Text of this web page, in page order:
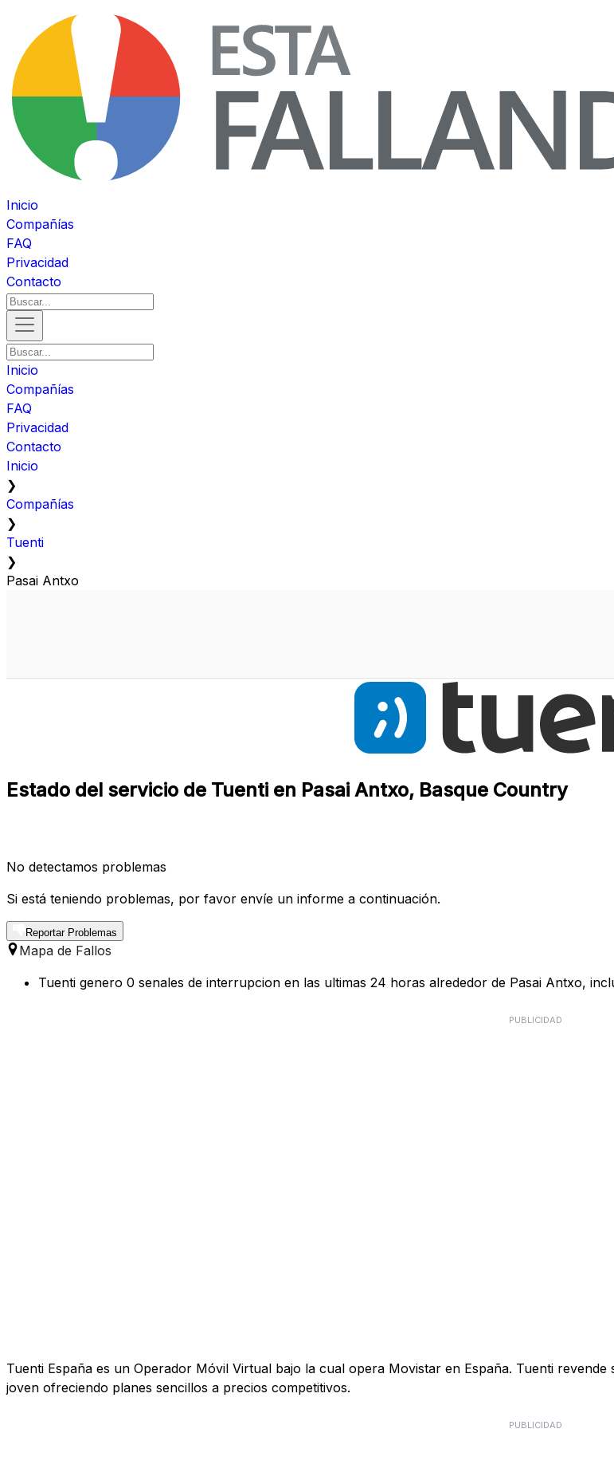
Inicio
Compañías
FAQ
Privacidad
Contacto
Inicio
Compañías
FAQ
Privacidad
Contacto
Inicio
❯
Compañías
❯
Tuenti
❯
Pasai Antxo
Estado del servicio de Tuenti en Pasai Antxo, Basque Country
No detectamos problemas
Si está teniendo problemas, por favor envíe un informe a continuación.
Reportar Problemas
Mapa de Fallos
Tuenti genero 0 senales de interrupcion en las ultimas 24 horas alrededor de Pasai Antxo,
PUBLICIDAD
Tuenti España es un Operador Móvil Virtual bajo la cual opera Movistar en España. Tuenti
joven ofreciendo planes sencillos a precios competitivos.
PUBLICIDAD